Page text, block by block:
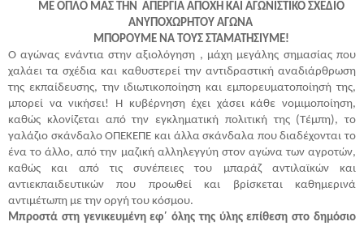
ΜΕ ΟΠΛΟ ΜΑΣ ΤΗΝ ΑΠΕΡΓΙΑ ΑΠΟΧΗ ΚΑΙ ΑΓΩΝΙΣΤΙΚΟ ΣΧΕΔΙΟ
ΑΝΥΠΟΧΩΡΗΤΟΥ ΑΓΩΝΑ
ΜΠΟΡΟΥΜΕ ΝΑ ΤΟΥΣ ΣΤΑΜΑΤΗΣΙΥΜΕ!
Ο αγώνας ενάντια στην αξιολόγηση , μάχη μεγάλης σημασίας που
χαλάει τα σχέδια και καθυστερεί την αντιδραστική αναδιάρθρωση
της εκπαίδευσης, την ιδιωτικοποίηση και εμπορευματοποίησή της,
μπορεί να νικήσει! Η κυβέρνηση έχει χάσει κάθε νομιμοποίηση,
καθώς κλονίζεται από την εγκληματική πολιτική της (Τέμπη), το
γαλάζιο σκάνδαλο ΟΠΕΚΕΠΕ και άλλα σκάνδαλα που διαδέχονται το
ένα το άλλο, από την μαζική αλληλεγγύη στον αγώνα των αγροτών,
καθώς και από τις συνέπειες του μπαράζ αντιλαϊκών και
αντιεκπαιδευτικών που προωθεί και βρίσκεται καθημερινά
αντιμέτωπη με την οργή του κόσμου.
Μπροστά στη γενικευμένη εφ΄ όλης της ύλης επίθεση στο δημόσιο